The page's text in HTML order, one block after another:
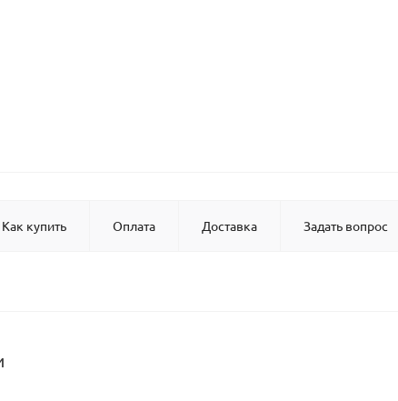
Как купить Оплата Доставка Задать вопрос